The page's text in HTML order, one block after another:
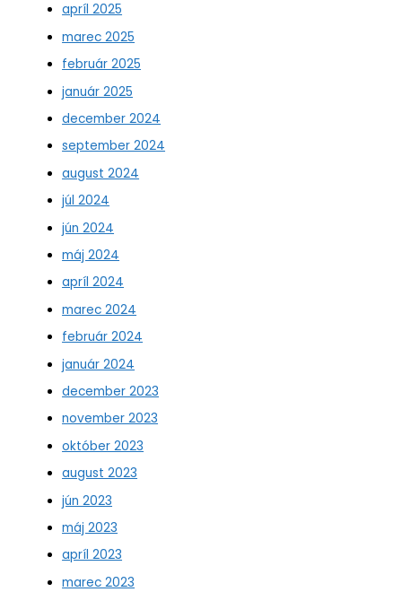
apríl 2025
marec 2025
február 2025
január 2025
december 2024
september 2024
august 2024
júl 2024
jún 2024
máj 2024
apríl 2024
marec 2024
február 2024
január 2024
december 2023
november 2023
október 2023
august 2023
jún 2023
máj 2023
apríl 2023
marec 2023